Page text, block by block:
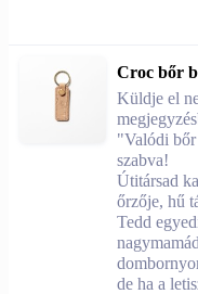
Croc bőr
Küldje el
"Valódi bőr
szabva!
Útitársad
őrzője, hű
Tedd
de ha a